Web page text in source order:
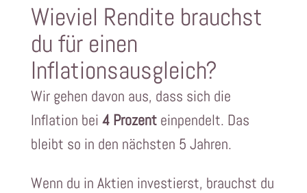
Wieviel Rendite brauchst
du für einen
Inflationsausgleich?
Wir gehen davon aus, dass sich die
Inflation bei 4 Prozenteinpendelt. Das
bleibt so in den nächsten 5 Jahren.
Wenn du in Aktien investierst, brauchst du